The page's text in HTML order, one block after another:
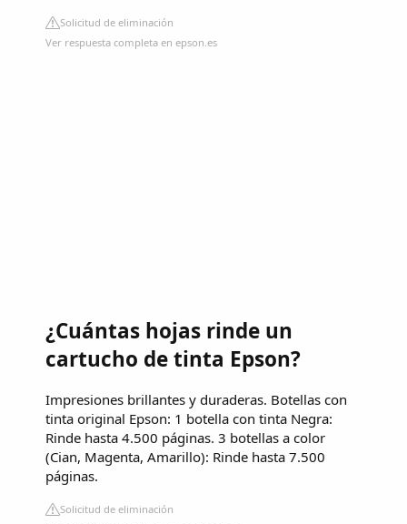
Solicitud de eliminación
Ver respuesta completa en epson.es
¿Cuántas hojas rinde un
cartucho de tinta Epson?
Impresiones brillantes y duraderas. Botellas con
tinta original Epson: 1 botella con tinta Negra:
Rinde hasta 4.500 páginas. 3 botellas a color
(Cian, Magenta, Amarillo): Rinde hasta 7.500
páginas.
Solicitud de eliminación